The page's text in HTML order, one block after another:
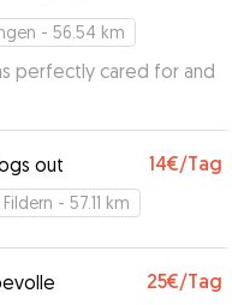
- 56.54 km
perfectly cared for and
out 14€/Tag
- 57.11 km
25€/Tag